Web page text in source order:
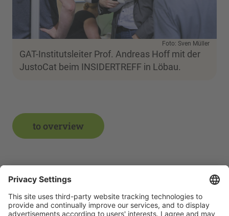
Foto: Sven Müller
GAT-Institutsleiter Prof. Andreas Hoff mit der
JustoCat beim INSIDERTREFF in Löbau.
to overview